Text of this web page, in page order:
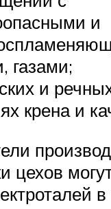
и
газами;
и
крена и
цехов